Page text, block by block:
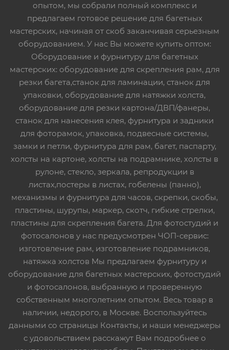
опытом, мы собрали полный комплекс и
предлагаем готовое решение для багетных
мастерских, начиная от скоб заканчивая серьезным
оборудованием. У нас Вы можете купить оптом:
Оборудование и фурнитуру для багетных
мастерских: оборудование для скрепления рам, для
резки багета,станок для ламинации, станок для
упаковки, оборудование для натяжки холста,
оборудование для резки картона/ДВП/фанеры,
станок для нанесения клея, фурнитура и задники
для фоторамок, упаковка, подвесные системы,
замки и петли, фурнитура для рам, багет, паспарту,
холсты на картоне, холсты на подрамнике, холсты в
рулоне, стекло, зеркала, репродукции в
листах,постеры в листах, гобелены (панно),
механизмы и фурнитура для часов, скрепки, скобы,
пластины, шурупы, маркер, скотч, гибкие стрелки,
пластины для скрепления багета. Для фотостудий и
фотосалонов у нас предусмотрен ЧОП-сервис:
изготовление рам, изготовление подрамников,
натяжка холстов Мы предлагаем фурнитуру и
оборудование для багетных мастерских, фотостудий
и фотосалонов, выбранную и проверенную
собственным многолетним опытом. Весь товар в
наличии, недорого, в Москве. Воспользуйтесь
данными со страницы Контакты, и наши менеджеры
с удовольствием расскажут Вам подробнее о